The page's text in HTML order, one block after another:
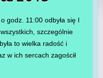
godz. 11:00 odbyła się I
szczególnie
to wielka radość i
w ich sercach zagościł